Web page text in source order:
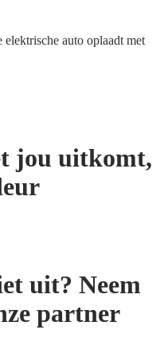
auto oplaadt met
jou uitkomt,
uit? Neem
partner